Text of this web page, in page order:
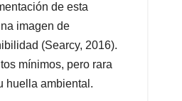
de esta
imagen de
(Searcy, 2016).
mínimos, pero rara
huella ambiental.